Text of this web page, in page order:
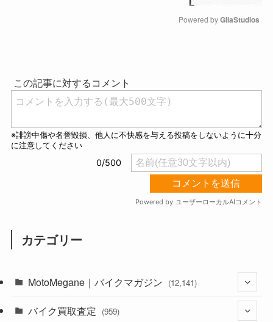
Powered by GliaStudios
カテゴリー
MotoMegane｜バイクマガジン (12,141)
バイク買取査定 (959)